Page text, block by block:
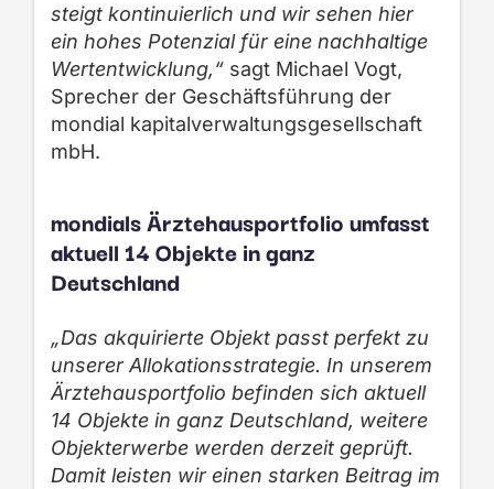
steigt kontinuierlich und wir sehen hier
ein hohes Potenzial für eine nachhaltige
Wertentwicklung,“ sagt Michael Vogt,
Sprecher der Geschäftsführung der
mondial kapitalverwaltungsgesellschaft
mbH.
mondials Ärztehausportfolio umfasst
aktuell 14 Objekte in ganz
Deutschland
„Das akquirierte Objekt passt perfekt zu
unserer Allokationsstrategie. In unserem
Ärztehausportfolio befinden sich aktuell
14 Objekte in ganz Deutschland, weitere
Objekterwerbe werden derzeit geprüft.
Damit leisten wir einen starken Beitrag im